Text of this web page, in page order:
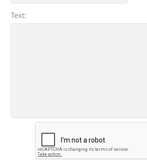
Text: